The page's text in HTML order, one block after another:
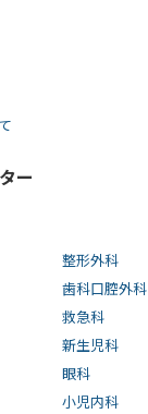
ー
整形外科
歯科口腔外科
救急科
新生児科
眼科
小児内科